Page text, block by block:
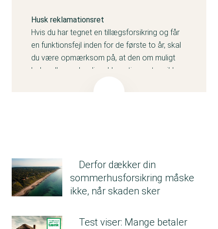
Husk reklamationsret
Hvis du har tegnet en tillægsforsikring og får
en funktionsfejl inden for de første to år, skal
du være opmærksom på, at den om muligt
behandles under din reklamationsret og ikke
Derfor dækker din
sommerhusforsikring måske
ikke, når skaden sker
Test viser: Mange betaler